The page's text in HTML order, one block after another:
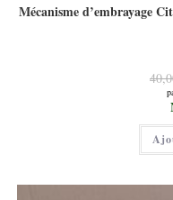
Mécanisme d’embrayage